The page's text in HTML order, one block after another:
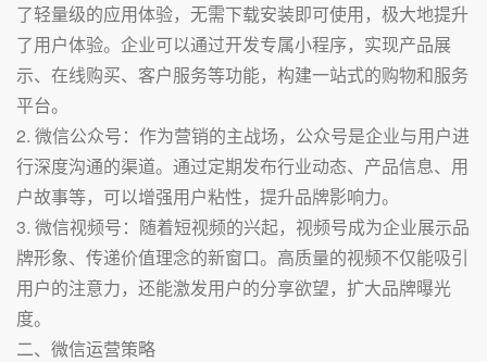
了轻量级的应用体验，无需下载安装即可使用，极大地提升
了用户体验。企业可以通过开发专属小程序，实现产品展
示、在线购买、客户服务等功能，构建一站式的购物和服务
平台。
2. 微信公众号：作为营销的主战场，公众号是企业与用户进
行深度沟通的渠道。通过定期发布行业动态、产品信息、用
户故事等，可以增强用户粘性，提升品牌影响力。
3. 微信视频号：随着短视频的兴起，视频号成为企业展示品
牌形象、传递价值理念的新窗口。高质量的视频不仅能吸引
用户的注意力，还能激发用户的分享欲望，扩大品牌曝光
度。
二、微信运营策略